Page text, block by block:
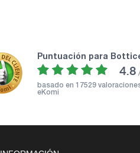
puntuación para
4.8
basado en 17529
eKomi